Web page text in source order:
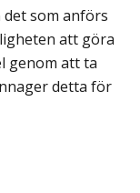
det som anförs
att göra
genom att ta
detta för